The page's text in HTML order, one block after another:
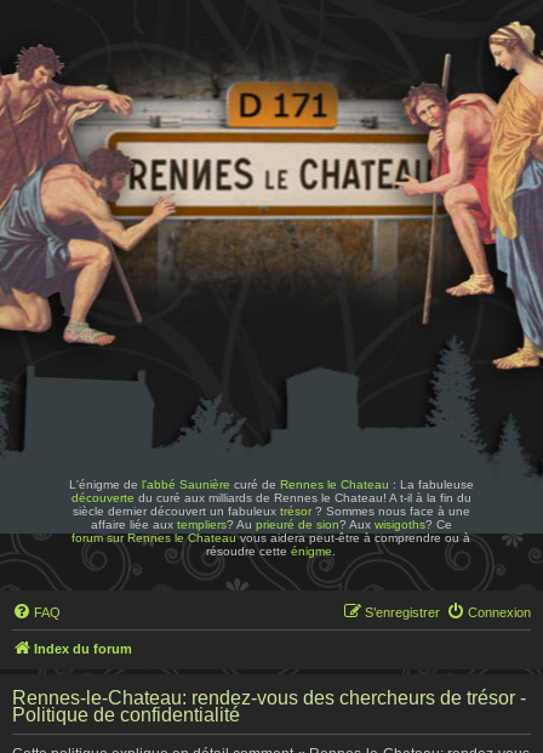
L'énigme de l'abbé Saunière curé de Rennes le Chateau : La fabuleuse
découverte du curé aux milliards de Rennes le Chateau! A t-il à la fin du
siècle dernier découvert un fabuleux trésor? Sommes nous face à une
affaire liée aux templiers? Au prieuré de sion? Aux wisigoths? Ce
forum sur Rennes le Chateauvous aidera peut-être à comprendre ou à
résoudre cetteénigme
FAQ Connexion
S’enregistrer
Index du forum
Rennes-le-Chateau: rendez-vous des chercheurs de trésor -
Politique de confidentialité